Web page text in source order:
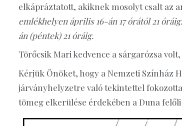
elkápráztatott, akiknek mosolyt csalt az
emlékhelyen április 16-án 17 órától 21
án (péntek) 21 óráig.
Törőcsik Mari kedvence a sárgarózsa
Kérjük Önöket, hogy a Nemzeti Színház
járványhelyzetre való tekintettel
tömeg elkerülése érdekében a Duna